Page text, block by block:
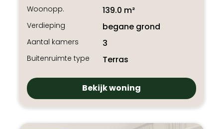
Woonopp. 139.0 m²
Verdieping begane grond
Aantal kamers 3
Buitenruimte type Terras
Bekijk woning